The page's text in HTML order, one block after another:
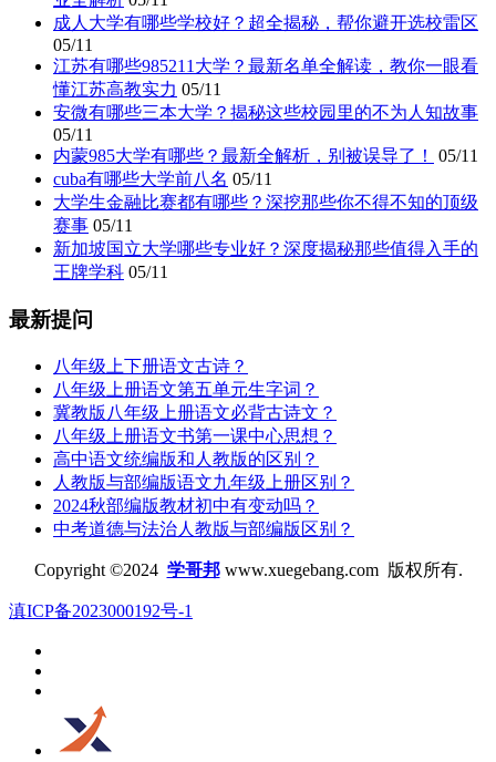
成人大学有哪些学校好？超全揭秘，帮你避开选校雷区
05/11
江苏有哪些985211大学？最新名单全解读，教你一眼看
懂江苏高教实力 05/11
安微有哪些三本大学？揭秘这些校园里的不为人知故事
05/11
内蒙985大学有哪些？最新全解析，别被误导了！
05/11
cuba有哪些大学前八名 05/11
大学生金融比赛都有哪些？深挖那些你不得不知的顶级
赛事 05/11
新加坡国立大学哪些专业好？深度揭秘那些值得入手的
王牌学科 05/11
最新提问
八年级上下册语文古诗？
八年级上册语文第五单元生字词？
冀教版八年级上册语文必背古诗文？
八年级上册语文书第一课中心思想？
高中语文统编版和人教版的区别？
人教版与部编版语文九年级上册区别？
2024秋部编版教材初中有变动吗？
中考道德与法治人教版与部编版区别？
Copyright ©2024 学哥邦www.xuegebang.com 版权所有.
滇ICP备2023000192号-1